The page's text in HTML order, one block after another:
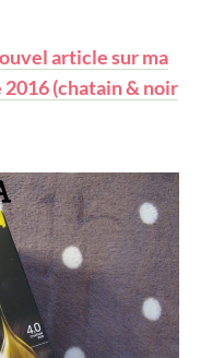
article sur ma
(chatain & noir